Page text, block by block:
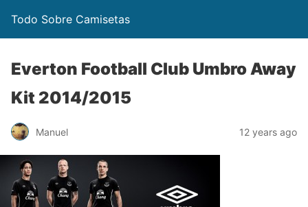
Todo Sobre Camisetas
Everton Football Club Umbro Away
Kit 2014/2015
Manuel 12 years ago